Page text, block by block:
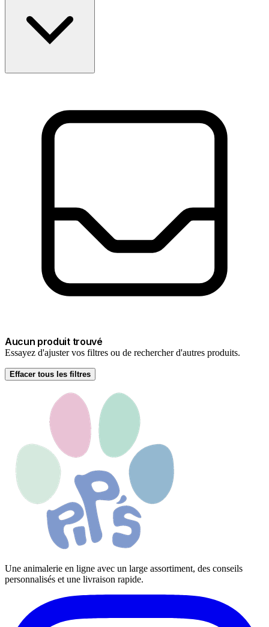
Aucun produit trouvé
Essayez d'ajuster vos filtres ou de rechercher d'autres produits.
Effacer tous les filtres
Une animalerie en ligne avec un large assortiment, des conseils
personnalisés et une livraison rapide.